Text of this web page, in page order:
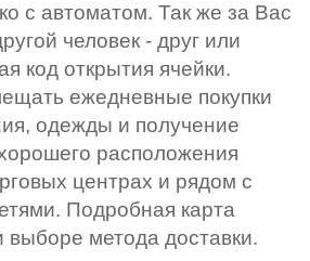
с автоматом. Так же за Вас
человек - друг или
код открытия ячейки.
ежедневные покупки
одежды и получение
расположения
центрах и рядом с
Подробная карта
выборе метода доставки.